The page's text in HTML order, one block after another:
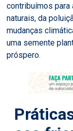
contribuímos
naturais, da
mudanças
uma semente
próspero.